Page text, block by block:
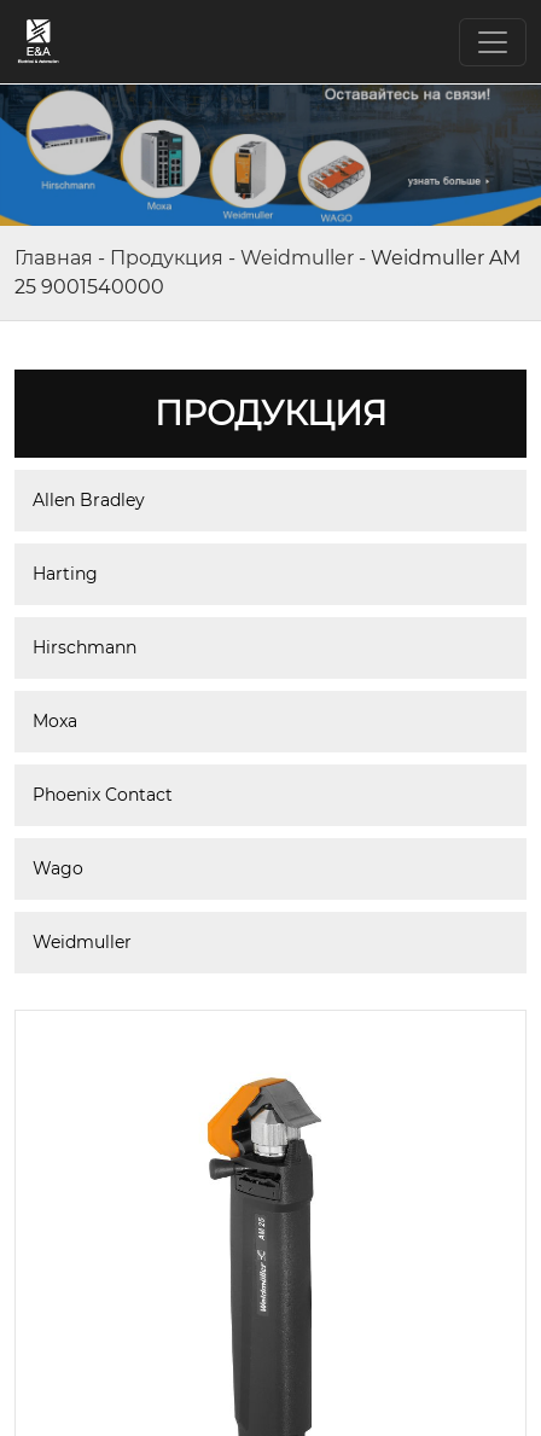
Главная - Продукция - Weidmuller - Weidmuller AM
25 9001540000
ПРОДУКЦИЯ
Allen Bradley
Harting
Hirschmann
Moxa
Phoenix Contact
Wago
Weidmuller